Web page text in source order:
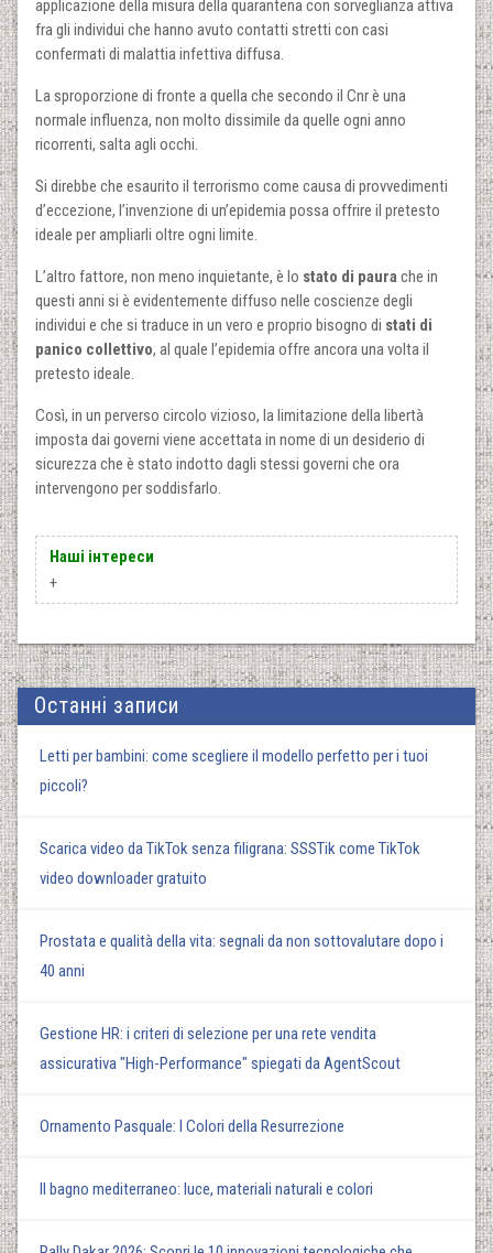
applicazione della misura della quarantena con sorveglianza attiva
fra gli individui che hanno avuto contatti stretti con casi
confermati di malattia infettiva diffusa.
La sproporzione di fronte a quella che secondo il Cnr è una
normale influenza, non molto dissimile da quelle ogni anno
ricorrenti, salta agli occhi.
Si direbbe che esaurito il terrorismo come causa di provvedimenti
d’eccezione, l’invenzione di un’epidemia possa offrire il pretesto
ideale per ampliarli oltre ogni limite.
L’altro fattore, non meno inquietante, è lo stato di paura che in
questi anni si è evidentemente diffuso nelle coscienze degli
individui e che si traduce in un vero e proprio bisogno di stati di
panico collettivo, al quale l’epidemia offre ancora una volta il
pretesto ideale.
Così, in un perverso circolo vizioso, la limitazione della libertà
imposta dai governi viene accettata in nome di un desiderio di
sicurezza che è stato indotto dagli stessi governi che ora
intervengono per soddisfarlo.
Наші інтереси
+
Останні записи
Letti per bambini: come scegliere il modello perfetto per i tuoi
piccoli?
Scarica video da TikTok senza filigrana: SSSTik come TikTok
video downloader gratuito
Prostata e qualità della vita: segnali da non sottovalutare dopo i
40 anni
Gestione HR: i criteri di selezione per una rete vendita
assicurativa "High-Performance" spiegati da AgentScout
Ornamento Pasquale: I Colori della Resurrezione
Il bagno mediterraneo: luce, materiali naturali e colori